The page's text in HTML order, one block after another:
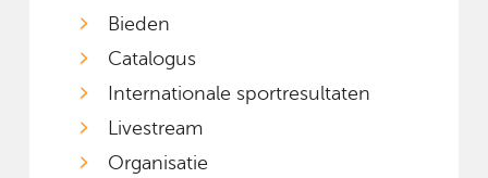
Bieden
Catalogus
Internationale sportresultaten
Livestream
Organisatie